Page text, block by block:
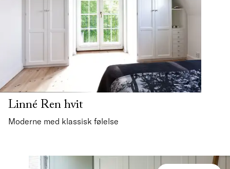
Linné Ren hvit
Moderne med klassisk følelse